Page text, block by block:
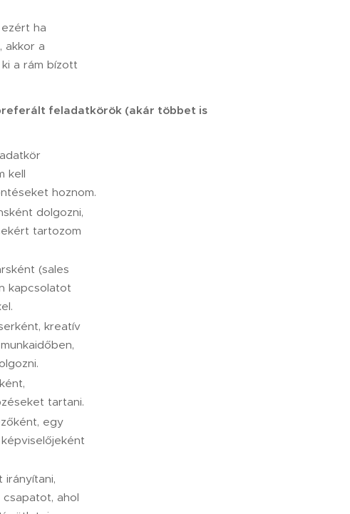
ha
akkor a
a rám bízott
feladatkörök (akár többet is
kell
hoznom.
dolgozni,
tartozom
(sales
kapcsolatot
kreatív
tartani.
egy
ahol